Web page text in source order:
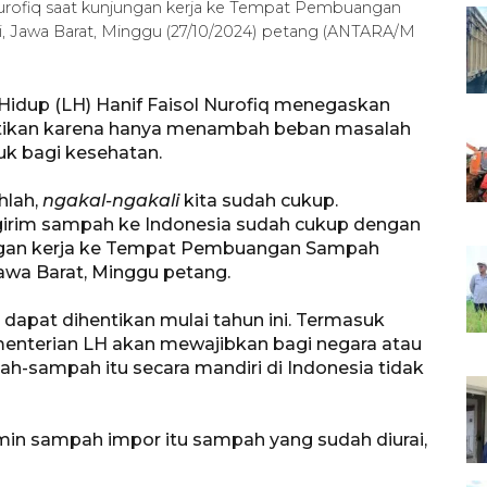
saat kunjungan kerja ke Tempat Pembuangan
Barat, Minggu (27/10/2024) petang (ANTARA/M
(LH) Hanif Faisol Nurofiq menegaskan
karena hanya menambah beban masalah
bagi kesehatan.
ngakal-ngakali kita sudah cukup.
sampah ke Indonesia sudah cukup dengan
kerja ke Tempat Pembuangan Sampah
Barat, Minggu petang.
dihentikan mulai tahun ini. Termasuk
LH akan mewajibkan bagi negara atau
sampah itu secara mandiri di Indonesia tidak
sampah impor itu sampah yang sudah diurai,